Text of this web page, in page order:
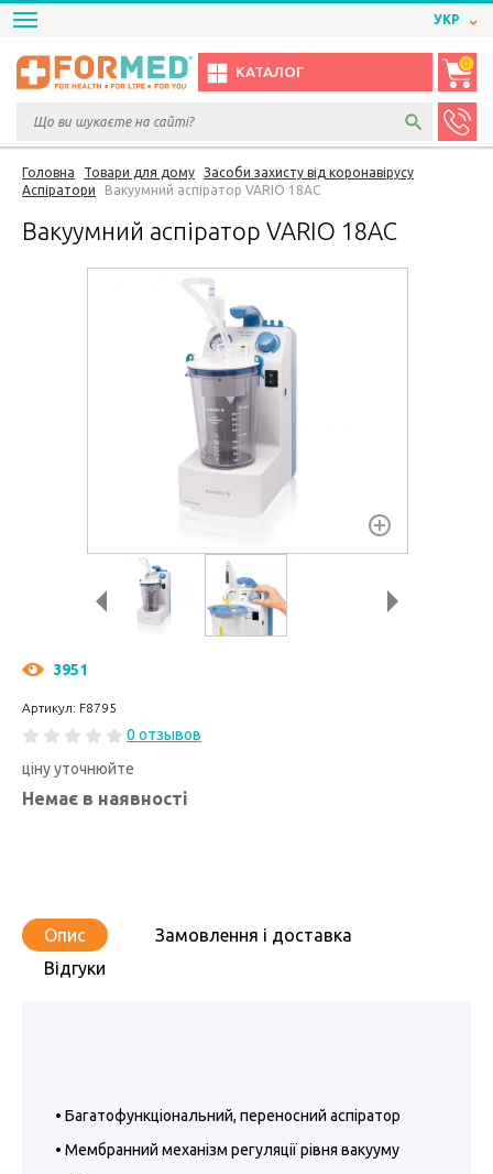
УКР
КАТАЛОГ
0
Головна Товари для дому
Засоби захисту від коронавірусу
Аспіратори
Вакуумний аспіратор VARIO 18АС
Вакуумний аспіратор VARIO 18АС
3951
Артикул: F8795
0 отзывов
ціну уточнюйте
Немає в наявності
Опис
Замовлення і доставка
Відгуки
• Багатофункціональний, переносний аспіратор
• Мембранний механізм регуляції рівня вакууму